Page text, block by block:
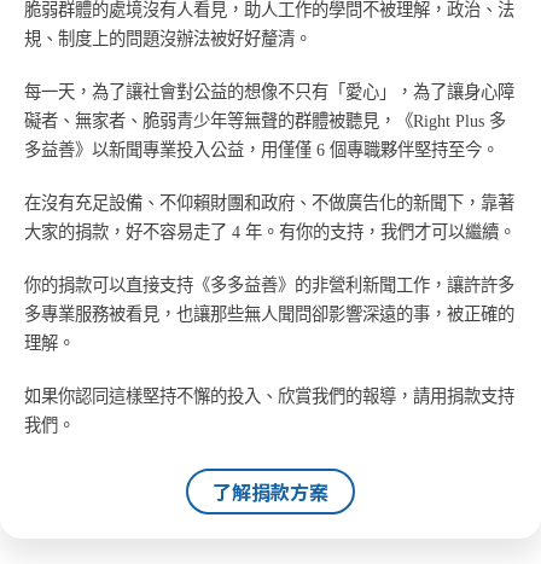
脆弱群體的處境沒有人看見，助人工作的學問不被理解，政治、法
規、制度上的問題沒辦法被好好釐清。
每一天，為了讓社會對公益的想像不只有「愛心」，為了讓身心障
礙者、無家者、脆弱青少年等無聲的群體被聽見，《Right Plus 多
多益善》以新聞專業投入公益，用僅僅 6 個專職夥伴堅持至今。
在沒有充足設備、不仰賴財團和政府、不做廣告化的新聞下，靠著
大家的捐款，好不容易走了 4 年。有你的支持，我們才可以繼續。
你的捐款可以直接支持《多多益善》的非營利新聞工作，讓許許多
多專業服務被看見，也讓那些無人聞問卻影響深遠的事，被正確的
理解。
如果你認同這樣堅持不懈的投入、欣賞我們的報導，請用捐款支持
我們。
了解捐款方案